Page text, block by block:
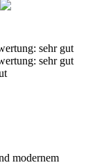
modernem